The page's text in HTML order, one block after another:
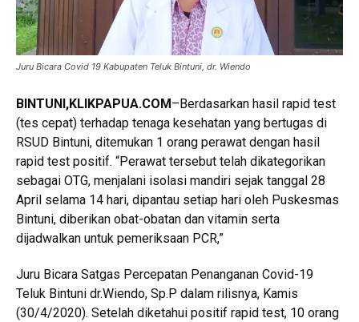
Juru Bicara Covid 19 Kabupaten Teluk Bintuni, dr. Wiendo
BINTUNI,KLIKPAPUA.COM –Berdasarkan hasil rapid test
(tes cepat) terhadap tenaga kesehatan yang bertugas di
RSUD Bintuni, ditemukan 1 orang perawat dengan hasil
rapid test positif. “Perawat tersebut telah dikategorikan
sebagai OTG, menjalani isolasi mandiri sejak tanggal 28
April selama 14 hari, dipantau setiap hari oleh Puskesmas
Bintuni, diberikan obat-obatan dan vitamin serta
dijadwalkan untuk pemeriksaan PCR,”
Juru Bicara Satgas Percepatan Penanganan Covid-19
Teluk Bintuni dr.Wiendo, Sp.P dalam rilisnya, Kamis
(30/4/2020). Setelah diketahui positif rapid test, 10 orang